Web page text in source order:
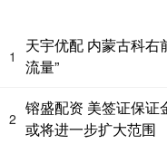
1
天宇优配 内蒙古科右
流量”
2
镕盛配资 美签证保证
或将进一步扩大范围